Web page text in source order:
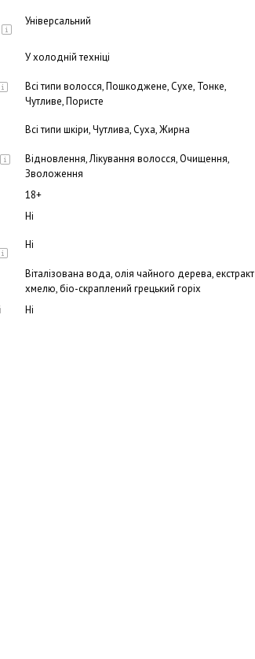
Універсальний
У холодній техніці
Всі типи волосся, Пошкоджене, Сухе, Тонке,
Чутливе, Пористе
Всі типи шкіри, Чутлива, Суха, Жирна
Відновлення, Лікування волосся, Очищення,
Зволоження
18+
Ні
Ні
Віталізована вода, олія чайного дерева, екстракт
хмелю, біо-скраплений грецький горіх
Ні